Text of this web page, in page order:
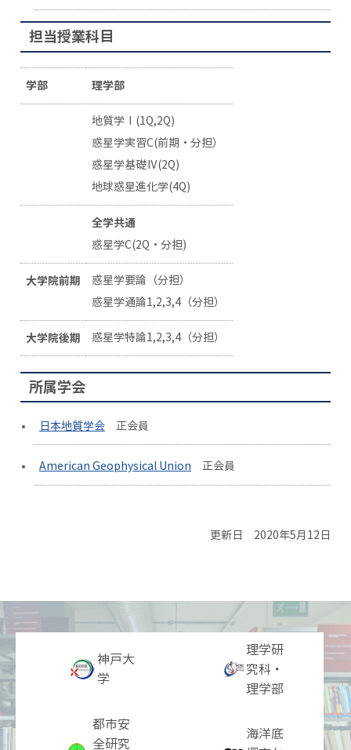
担当授業科目
学部 理学部
地質学Ⅰ(1Q,2Q)
惑星学実習C(前期・分担）
惑星学基礎Ⅳ(2Q)
地球惑星進化学(4Q)
全学共通
惑星学C(2Q・分担)
大学院前期
惑星学要論（分担）
惑星学通論1,2,3,4（分担）
大学院後期 惑星学特論1,2,3,4（分担）
所属学会
日本地質学会 正会員
American Geophysical Union 正会員
更新日 2020年5月12日
神戸大
学
理学研
究科・
理学部
都市安
全研究
海洋底